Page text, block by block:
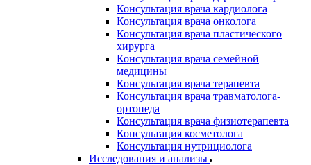
Консультация врача кардиолога
Консультация врача онколога
Консультация врача пластического
хирурга
Консультация врача семейной
медицины
Консультация врача терапевта
Консультация врача травматолога-
ортопеда
Консультация врача физиотерапевта
Консультация косметолога
Консультация нутрициолога
Исследования и анализы